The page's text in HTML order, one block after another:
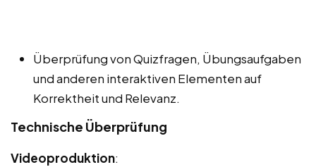
Überprüfung von Quizfragen, Übungsaufgaben
und anderen interaktiven Elementen auf
Korrektheit und Relevanz.
Technische Überprüfung
Videoproduktion: